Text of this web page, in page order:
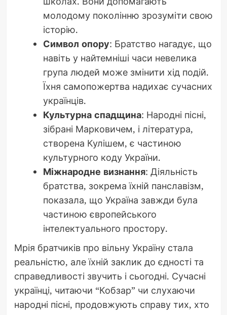
молодому поколінню зрозуміти свою
історію.
Символ опору: Братство нагадує, що
навіть у найтемніші часи невелика
група людей може змінити хід подій.
Їхня самопожертва надихає сучасних
українців.
Культурна спадщина: Народні пісні,
зібрані Марковичем, і література,
створена Кулішем, є частиною
культурного коду України.
Міжнародне визнання: Діяльність
братства, зокрема їхній панславізм,
показала, що Україна завжди була
частиною європейського
інтелектуального простору.
Мрія братчиків про вільну Україну стала
реальністю, але їхній заклик до єдності та
справедливості звучить і сьогодні. Сучасні
українці, читаючи “Кобзар” чи слухаючи
народні пісні, продовжують справу тих, хто